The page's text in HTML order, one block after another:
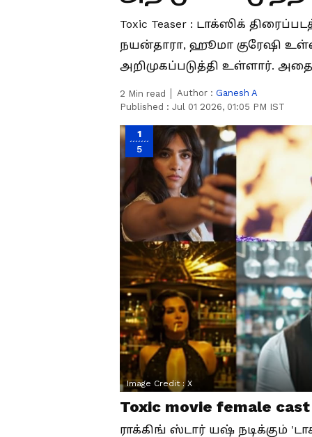
Toxic Teaser : டாக்ஸிக்
நயன்தாரா, ஹூமா குரேஷி
அறிமுகப்படுத்தி உள்ளார்.
2 Min read Author : Ganesh A
Published : Jul 01 2026, 01:05 PM IST
1
5
Image Credit :X
Toxic movie female cast
ராக்கிங் ஸ்டார் யஷ் நடிக்கும்